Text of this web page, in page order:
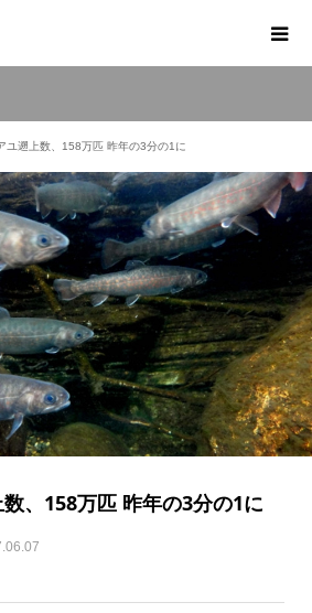
ユ遡上数、158万匹 昨年の3分の1に
、158万匹 昨年の3分の1に